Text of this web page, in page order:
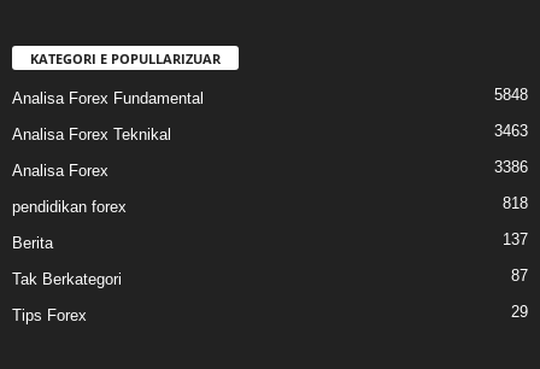
KATEGORI E POPULLARIZUAR
Analisa Forex Fundamental 5848
Analisa Forex Teknikal 3463
Analisa Forex 3386
pendidikan forex 818
Berita 137
Tak Berkategori 87
Tips Forex 29